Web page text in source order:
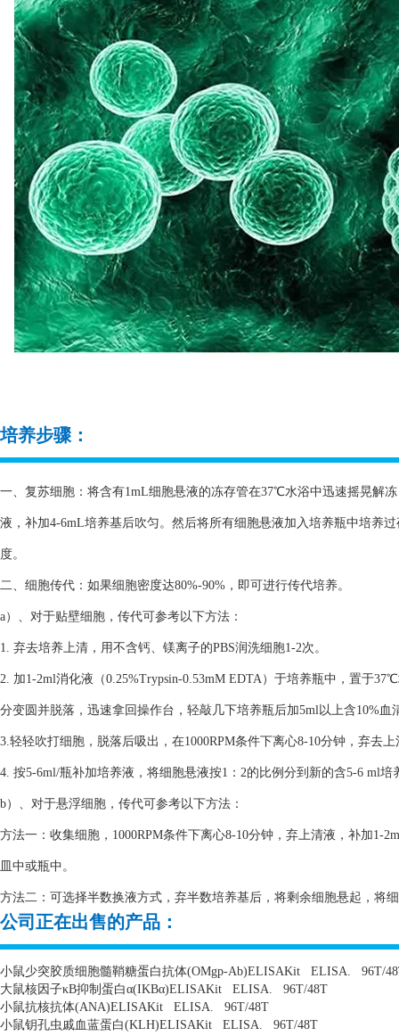
培养步骤：
一、复苏细胞：将含有1mL细胞悬液的冻存管在37℃水浴中迅速摇晃解
液，补加4-6mL培养基后吹匀。然后将所有细胞悬液加入培养瓶中培养
度。
二、细胞传代：如果细胞密度达80%-90%，即可进行传代培养。
a）、对于贴壁细胞，传代可参考以下方法：
1. 弃去培养上清，用不含钙、镁离子的PBS润洗细胞1-2次。
2. 加1-2ml消化液（0.25%Trypsin-0.53mM EDTA）于培养瓶中，置于
分变圆并脱落，迅速拿回操作台，轻敲几下培养瓶后加5ml以上含10%血
3.轻轻吹打细胞，脱落后吸出，在1000RPM条件下离心8-10分钟，弃去
4. 按5-6ml/瓶补加培养液，将细胞悬液按1：2的比例分到新的含5-6 ml培
b）、对于悬浮细胞，传代可参考以下方法：
方法一：收集细胞，1000RPM条件下离心8-10分钟，弃上清液，补加1-
皿中或瓶中。
方法二：可选择半数换液方式，弃半数培养基后，将剩余细胞悬起，将
公司正在出售的产品：
小鼠少突胶质细胞髓鞘糖蛋白抗体(OMgp-Ab)ELISAKit ELISA.
96T/
大鼠核因子κB抑制蛋白α(IKBα)ELISAKit ELISA.
96T/48T
小鼠抗核抗体(ANA)ELISAKit ELISA.
96T/48T
小鼠钥孔虫戚血蓝蛋白(KLH)ELISAKit ELISA. 96T/48T